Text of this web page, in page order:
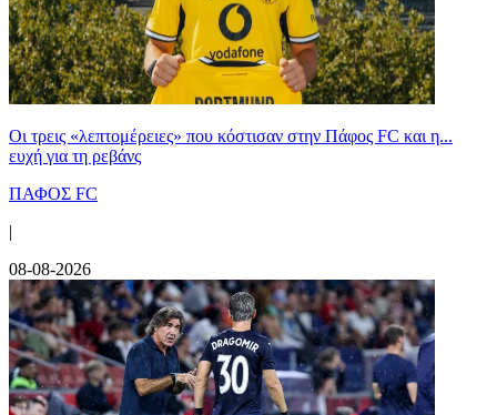
Οι τρεις «λεπτομέρειες» που κόστισαν στην Πάφος FC και η...
ευχή για τη ρεβάνς
ΠΑΦΟΣ FC
|
08-08-2026